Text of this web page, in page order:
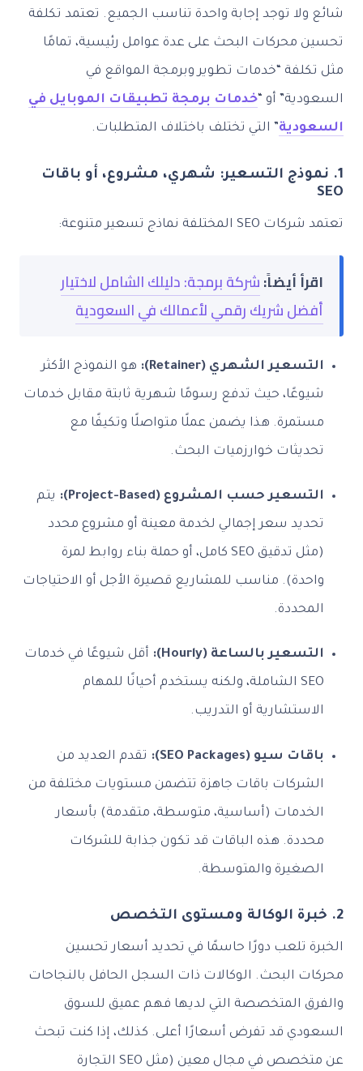
شائع ولا توجد إجابة واحدة تناسب الجميع. تعتمد تكلفة
تحسين محركات البحث على عدة عوامل رئيسية، تمامًا
مثل تكلفة “خدمات تطوير وبرمجة المواقع في
السعودية” أو “خدمات برمجة تطبيقات الموبايل في
السعودية” التي تختلف باختلاف المتطلبات.
1. نموذج التسعير: شهري، مشروع، أو باقات
SEO
تعتمد شركات SEO المختلفة نماذج تسعير متنوعة:
اقرأ أيضاً:شركة برمجة: دليلك الشامل لاختيار
أفضل شريك رقمي لأعمالك في السعودية
التسعير الشهري (Retainer): هو النموذج الأكثر
شيوعًا، حيث تدفع رسومًا شهرية ثابتة مقابل خدمات
مستمرة. هذا يضمن عملًا متواصلًا وتكيفًا مع
تحديثات خوارزميات البحث.
التسعير حسب المشروع (Project-Based): يتم
تحديد سعر إجمالي لخدمة معينة أو مشروع محدد
(مثل تدقيق SEO كامل، أو حملة بناء روابط لمرة
واحدة). مناسب للمشاريع قصيرة الأجل أو الاحتياجات
المحددة.
التسعير بالساعة (Hourly): أقل شيوعًا في خدمات
SEO الشاملة، ولكنه يستخدم أحيانًا للمهام
الاستشارية أو التدريب.
باقات سيو (SEO Packages): تقدم العديد من
الشركات باقات جاهزة تتضمن مستويات مختلفة من
الخدمات (أساسية، متوسطة، متقدمة) بأسعار
محددة. هذه الباقات قد تكون جذابة للشركات
الصغيرة والمتوسطة.
2. خبرة الوكالة ومستوى التخصص
الخبرة تلعب دورًا حاسمًا في تحديد أسعار تحسين
محركات البحث. الوكالات ذات السجل الحافل بالنجاحات
والفرق المتخصصة التي لديها فهم عميق للسوق
السعودي قد تفرض أسعارًا أعلى. كذلك، إذا كنت تبحث
عن متخصص في مجال معين (مثل SEO التجارة